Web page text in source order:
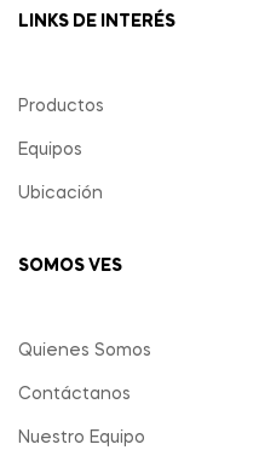
LINKS DE INTERÉS
Productos
Equipos
Ubicación
SOMOS VES
Quienes Somos
Contáctanos
Nuestro Equipo